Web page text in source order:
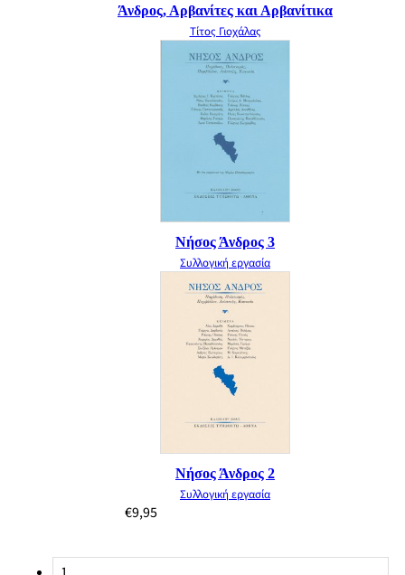
Άνδρος, Αρβανίτες και Αρβανίτικα
Τίτος Γιοχάλας
Νήσος Άνδρος 3
Συλλογική εργασία
Νήσος Άνδρος 2
Συλλογική εργασία
€9,95